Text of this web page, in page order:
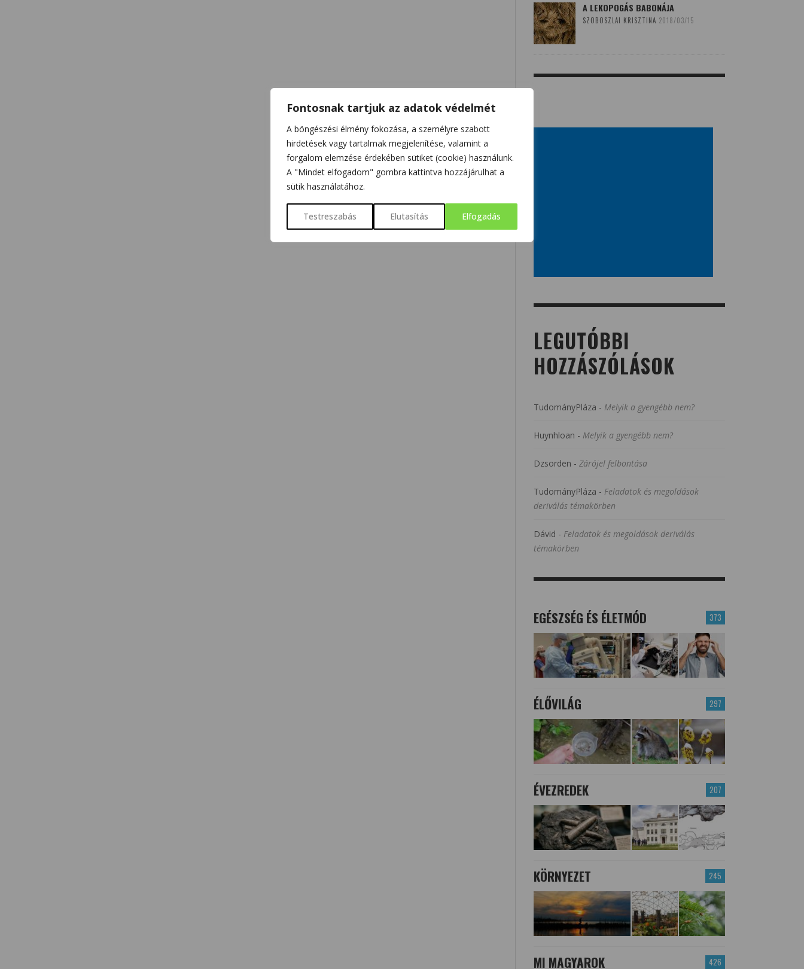
Fontosnak tartjuk az adatok védelmét
A böngészési élmény fokozása, a személyre szabott
hirdetések vagy tartalmak megjelenítése, valamint a
forgalom elemzése érdekében sütiket (cookie) használunk.
A "Mindet elfogadom" gombra kattintva hozzájárulhat a
sütik használatához.
Testreszabás Elutasítás Elfogadás
A LEKOPOGÁS BABONÁJA
SZOBOSZLAI KRISZTINA 2018/03/15
LEGUTÓBBI
HOZZÁSZÓLÁSOK
TudományPláza - Melyik a gyengébb nem?
Huynhloan - Melyik a gyengébb nem?
Dzsorden - Zárójel felbontása
TudományPláza - Feladatok és megoldások
deriválás témakörben
Dávid - Feladatok és megoldások deriválás
témakörben
373
EGÉSZSÉG ÉS ÉLETMÓD
297
ÉLŐVILÁG
207
ÉVEZREDEK
245
KÖRNYEZET
426
MI MAGYAROK